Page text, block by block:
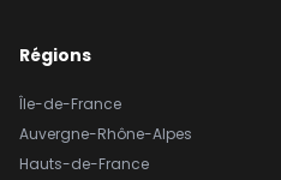
Régions
Île-de-France
Auvergne-Rhône-Alpes
Hauts-de-France